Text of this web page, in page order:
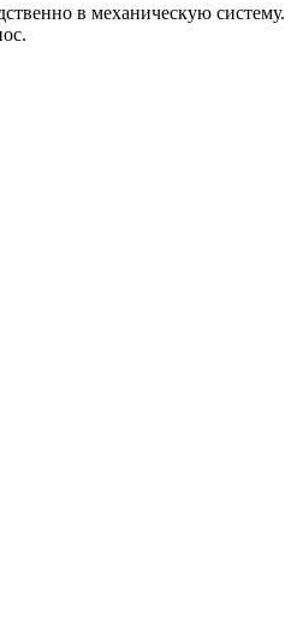
в механическую систему.